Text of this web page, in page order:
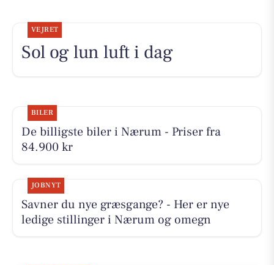
VEJRET
Sol og lun luft i dag
BILER
De billigste biler i Nærum - Priser fra
84.900 kr
JOBNYT
Savner du nye græsgange? - Her er nye
ledige stillinger i Nærum og omegn